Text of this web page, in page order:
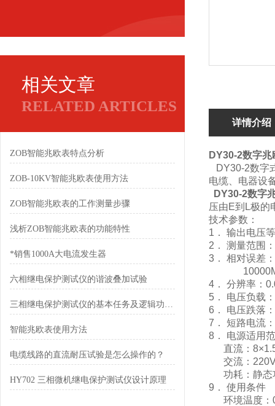
相关文章
RELATED ARTICLES
ZOB智能兆欧表特点分析
ZOB-10KV智能兆欧表使用方法
ZOB智能兆欧表的工作测量步骤
浅析ZOB智能兆欧表的功能特性
*销售1000A大电流发生器
六相继电保护测试仪的谐波叠加试验
三相继电保护测试仪的基本任务及逻辑功能介绍
智能兆欧表使用方法
电缆线路的直流耐压试验是怎么操作的？
HY702 三相微机继电保护测试仪设计原理
详情介绍
DY30-2数字兆
DY30-2数字
电缆、电器设
DY30-2数字
压由E到L极的
技术参数：
1． 输出电压
2． 测量范围
3． 相对误差
10000MΩ
4． 分辨率：
5． 电压负载
6． 电压跌落
7． 短路电流
8． 电源适用
直流：
交流：
功耗：静态
9． 使用条件
环境温度：